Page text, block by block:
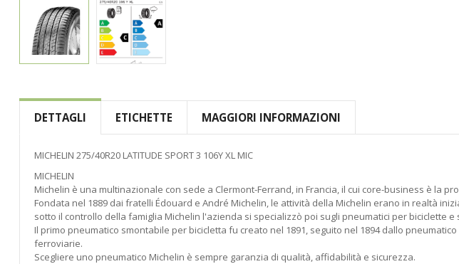
della
galleria
DETTAGLI ETICHETTE MAGGIORI INFORMAZIONI
MICHELIN 275/40R20 LATITUDE SPORT 3 106Y XL MIC
MICHELIN
Michelin è una multinazionale con sede a Clermont-Ferrand, in Francia, il cui core-business è la
Fondata nel 1889 dai fratelli Édouard e André Michelin, le attività della Michelin erano in realtà
sotto il controllo della famiglia Michelin l'azienda si specializzò poi sugli pneumatici per biciclette
Il primo pneumatico smontabile per bicicletta fu creato nel 1891, seguito nel 1894 dallo
ferroviarie.
Scegliere uno pneumatico Michelin è sempre garanzia di qualità, affidabilità e sicurezza.